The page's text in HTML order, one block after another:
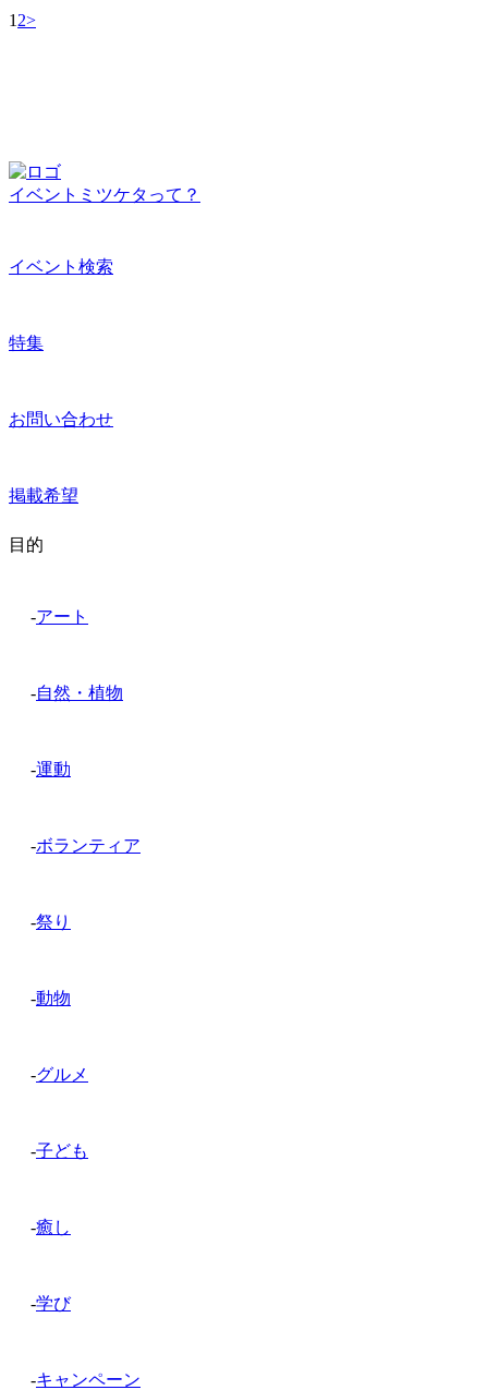
1 2>
イベントミツケタって？
イベント検索
特集
お問い合わせ
掲載希望
目的
-アート
-自然・植物
-運動
-ボランティア
-祭り
-動物
-グルメ
-子ども
-癒し
-学び
-キャンペーン